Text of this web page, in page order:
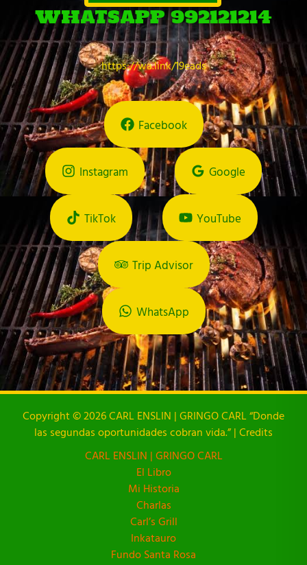
WHATSAPP 992121214
https://wa.link/19eads
Facebook
Instagram Google
TikTok YouTube
Trip Advisor
WhatsApp
Copyright © 2026 CARL ENSLIN | GRINGO CARL “Donde
las segundas oportunidades cobran vida.” | Credits
CARL ENSLIN | GRINGO CARL
El Libro
Mi Historia
Charlas
Carl’s Grill
Inkatauro
Fundo Santa Rosa